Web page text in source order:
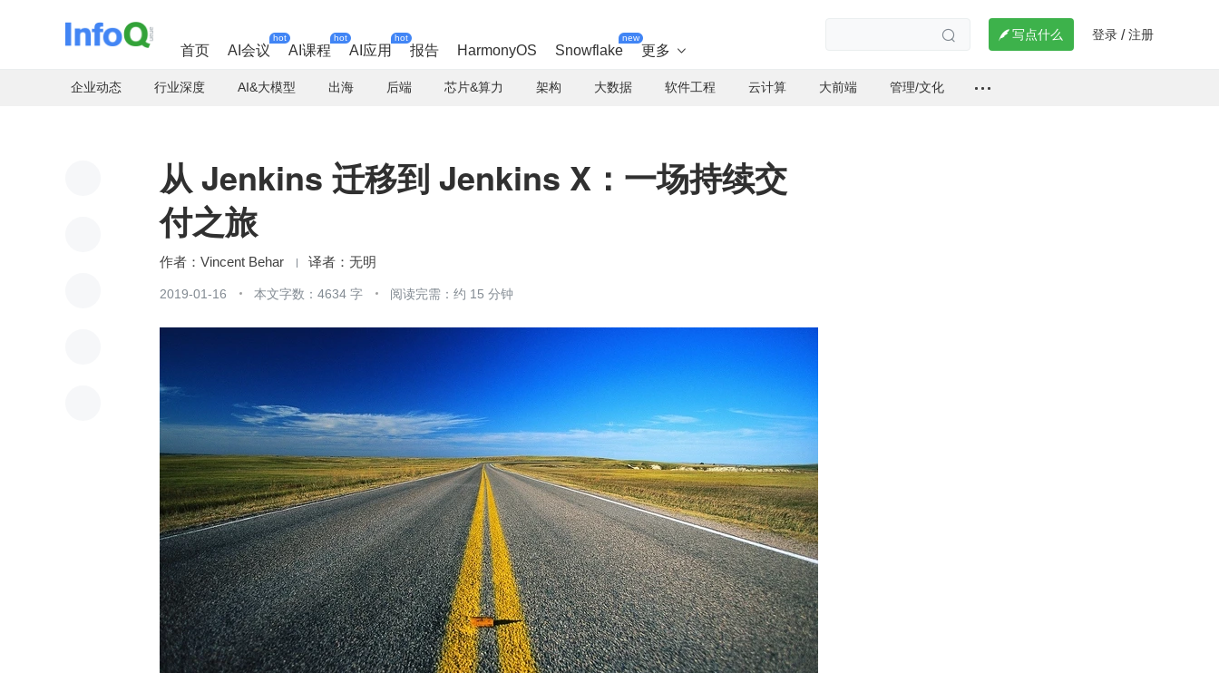
首页 AI会议
hot
AI课程
hot
AI应用
hot
报告 HarmonyOS Snowflake
new
更多 
  写点什么 登录 / 注册
企业动态 行业深度 AI&大模型 出海 后端 芯片&算力 架构 大数据 软件工程 云计算 大前端 管理/文化
从 Jenkins 迁移到 Jenkins X：一场持续交
付之旅
Vincent Behar 无明
2019-01-16 本文字数：4634 字 阅读完需：约 15 分钟